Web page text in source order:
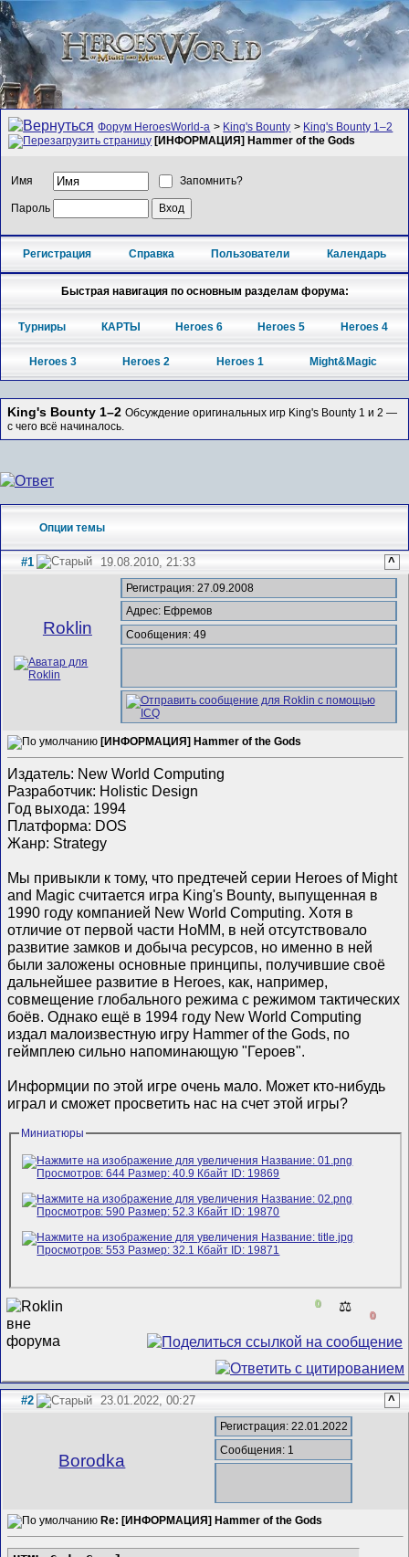
Форум HeroesWorld-а > King's Bounty > King's Bounty 1–2
[ИНФОРМАЦИЯ] Hammer of the Gods
Имя Запомнить?
Пароль
Регистрация Справка Пользователи Календарь
Быстрая навигация по основным разделам форума:
Турниры КАРТЫ Heroes 6 Heroes 5 Heroes 4
Heroes 3 Heroes 2 Heroes 1 Might&Magic
King's Bounty 1–2 Обсуждение оригинальных игр King's Bounty 1 и 2 —
с чего всё начиналось.
Опции темы
#1 19.08.2010, 21:33 ^
Roklin
Регистрация: 27.09.2008
Адрес: Ефремов
Сообщения: 49
[ИНФОРМАЦИЯ] Hammer of the Gods
Издатель: New World Computing
Разработчик: Holistic Design
Год выхода: 1994
Платформа: DOS
Жанр: Strategy
Мы привыкли к тому, что предтечей серии Heroes of Might
and Magic считается игра King's Bounty, выпущенная в
1990 году компанией New World Computing. Хотя в
отличие от первой части HoMM, в ней отсутствовало
развитие замков и добыча ресурсов, но именно в ней
были заложены основные принципы, получившие своё
дальнейшее развитие в Heroes, как, например,
совмещение глобального режима с режимом тактических
боёв. Однако ещё в 1994 году New World Computing
издал малоизвестную игру Hammer of the Gods, по
геймплею сильно напоминающую "Героев".
Информции по этой игре очень мало. Может кто-нибудь
играл и сможет просветить нас на счет этой игры?
Миниатюры
0 ⚖️
0
#2 23.01.2022, 00:27 ^
Borodka
Регистрация: 22.01.2022
Сообщения: 1
Re: [ИНФОРМАЦИЯ] Hammer of the Gods